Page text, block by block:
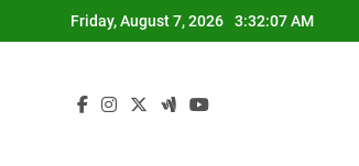
to
Friday, August 7, 2026 3:32:07 AM